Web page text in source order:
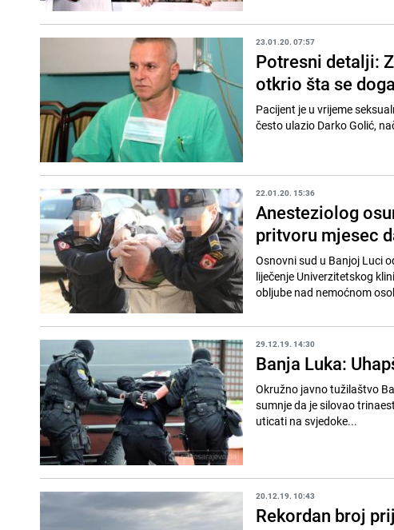
23.01.20. 07:57
Potresni detalji:
otkrio šta se
Pacijent je u vrijeme
često ulazio Darko Golić,
22.01.20. 15:36
Anesteziolog
pritvoru mjesec
Osnovni sud u Banjoj Luci
liječenje Univerzitetskog
obljube nad nemoćnom
29.12.19. 14:30
Banja Luka:
Okružno javno tužilaštvo
sumnje da je silovao
uticati na svjedoke...
20.12.19. 10:43
Rekordan broj